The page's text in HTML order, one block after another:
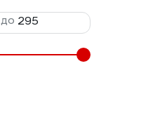
до